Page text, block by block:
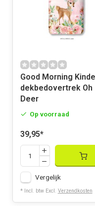
Good Morning Kinder
dekbedovertrek Oh
Deer
Op voorraad
39,95*
Vergelijk
* Incl. btw Excl. Verzendkosten